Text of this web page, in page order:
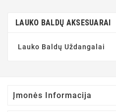
LAUKO BALDŲ AKSESUARAI
Lauko Baldų Uždangalai
Įmonės Informacija